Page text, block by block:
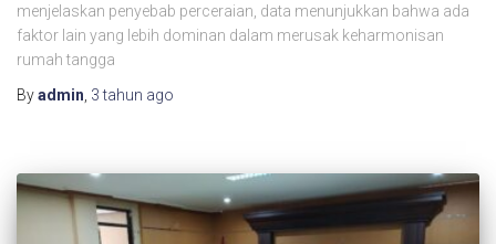
menjelaskan penyebab perceraian, data menunjukkan bahwa ada
faktor lain yang lebih dominan dalam merusak keharmonisan
rumah tangga
Byadmin 3 tahun ago